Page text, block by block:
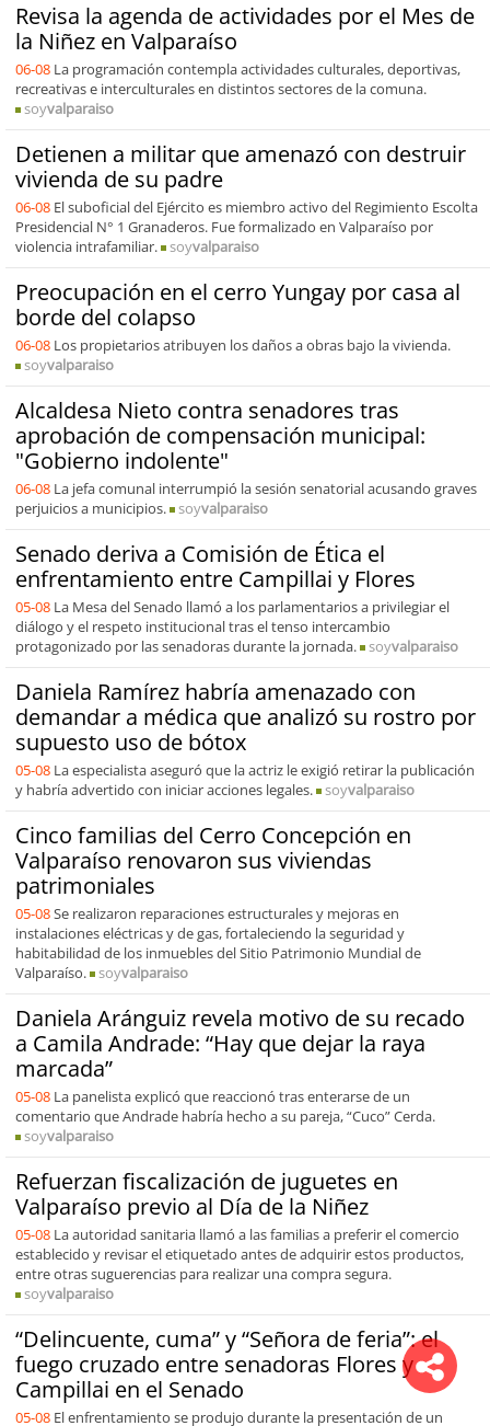
Revisa la agenda de actividades por el Mes de
la Niñez en Valparaíso
06-08 La programación contempla actividades culturales, deportivas,
recreativas e interculturales en distintos sectores de la comuna.
soyvalparaiso
Detienen a militar que amenazó con destruir
vivienda de su padre
06-08 El suboficial del Ejército es miembro activo del Regimiento Escolta
Presidencial N° 1 Granaderos. Fue formalizado en Valparaíso por
violencia intrafamiliar.
soyvalparaiso
Preocupación en el cerro Yungay por casa al
borde del colapso
06-08 Los propietarios atribuyen los daños a obras bajo la vivienda.
soyvalparaiso
Alcaldesa Nieto contra senadores tras
aprobación de compensación municipal:
"Gobierno indolente"
06-08 La jefa comunal interrumpió la sesión senatorial acusando graves
perjuicios a municipios.
soyvalparaiso
Senado deriva a Comisión de Ética el
enfrentamiento entre Campillai y Flores
05-08 La Mesa del Senado llamó a los parlamentarios a privilegiar el
diálogo y el respeto institucional tras el tenso intercambio
protagonizado por las senadoras durante la jornada.
soyvalparaiso
Daniela Ramírez habría amenazado con
demandar a médica que analizó su rostro por
supuesto uso de bótox
05-08 La especialista aseguró que la actriz le exigió retirar la publicación
y habría advertido con iniciar acciones legales.
soyvalparaiso
Cinco familias del Cerro Concepción en
Valparaíso renovaron sus viviendas
patrimoniales
05-08Se realizaron reparaciones estructurales y mejoras en
instalaciones eléctricas y de gas, fortaleciendo la seguridad y
habitabilidad de los inmuebles del Sitio Patrimonio Mundial de
Valparaíso.
soyvalparaiso
Daniela Aránguiz revela motivo de su recado
a Camila Andrade: “Hay que dejar la raya
marcada”
05-08 La panelista explicó que reaccionó tras enterarse de un
comentario que Andrade habría hecho a su pareja, “Cuco” Cerda.
soyvalparaiso
Refuerzan fiscalización de juguetes en
Valparaíso previo al Día de la Niñez
05-08 La autoridad sanitaria llamó a las familias a preferir el comercio
establecido y revisar el etiquetado antes de adquirir estos productos,
entre otras suguerencias para realizar una compra segura.
soyvalparaiso
“Delincuente, cuma” y “Señora de feria”: el
fuego cruzado entre senadoras Flores y
Campillai en el Senado
05-08 El enfrentamiento se produjo durante la presentación de un